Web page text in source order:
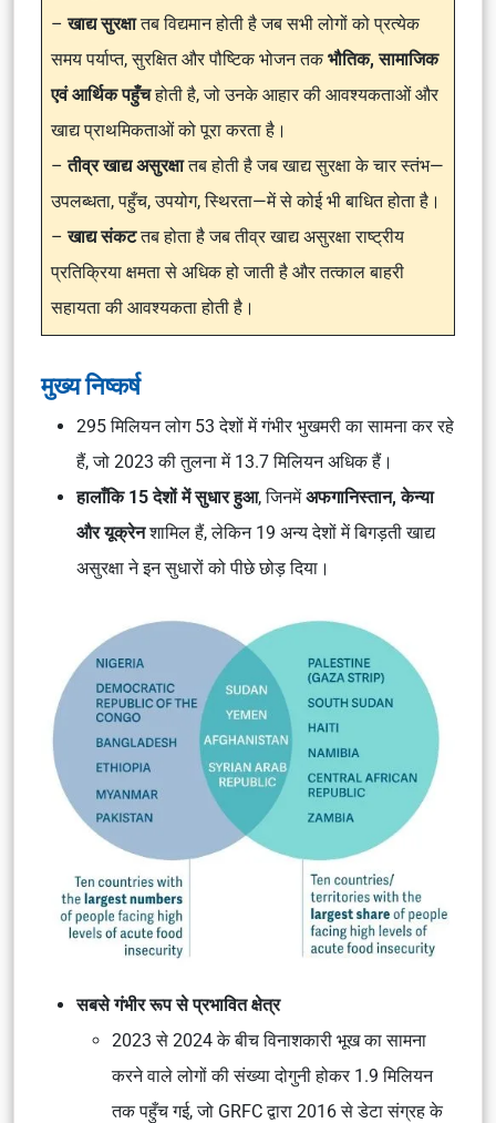
–खाद्य सुरक्षातब विद्यमान होती है जब सभी लोगों को प्रत्येक
समय पर्याप्त, सुरक्षित और पौष्टिक भोजन तकभौतिक, सामाजिक
एवं आर्थिक पहुँचहोती है, जो उनके आहार की आवश्यकताओं और
खाद्य प्राथमिकताओं को पूरा करता है।
–तीव्र खाद्य असुरक्षातब होती है जब खाद्य सुरक्षा के चार स्तंभ—
उपलब्धता, पहुँच, उपयोग, स्थिरता—में से कोई भी बाधित होता है।
–खाद्य संकटतब होता है जब तीव्र खाद्य असुरक्षा राष्ट्रीय
प्रतिक्रिया क्षमता से अधिक हो जाती है और तत्काल बाहरी
सहायता की आवश्यकता होती है।
मुख्य निष्कर्ष
295 मिलियन लोग 53 देशों में गंभीर भुखमरी का सामना कर रहे
हैं, जो 2023 की तुलना में 13.7 मिलियन अधिक हैं।
हालाँकि 15 देशों में सुधार हुआ, जिनमेंअफगानिस्तान, केन्या
और यूक्रेनशामिल हैं, लेकिन 19 अन्य देशों में बिगड़ती खाद्य
असुरक्षा ने इन सुधारों को पीछे छोड़ दिया।
सबसे गंभीर रूप से प्रभावित क्षेत्र
2023 से 2024 के बीच विनाशकारी भूख का सामना
करने वाले लोगों की संख्या दोगुनी होकर 1.9 मिलियन
तक पहुँच गई, जो GRFC द्वारा 2016 से डेटा संग्रह के